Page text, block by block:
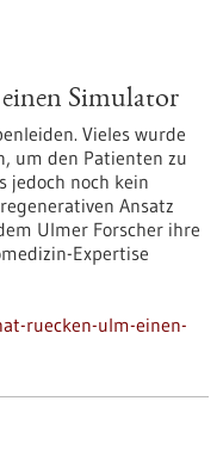
Simulator
Vieles wurde
um den Patienten zu
jedoch noch kein
Ansatz
Ulmer Forscher ihre
Expertise
ruecken-ulm-einen-